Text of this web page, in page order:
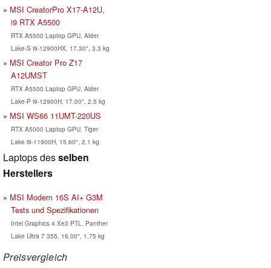
MSI CreatorPro X17-A12U,
i9 RTX A5500
RTX A5500 Laptop GPU, Alder
Lake-S i9-12900HX, 17.30", 3.3 kg
MSI Creator Pro Z17
A12UMST
RTX A5500 Laptop GPU, Alder
Lake-P i9-12900H, 17.00", 2.5 kg
MSI WS66 11UMT-220US
RTX A5000 Laptop GPU, Tiger
Lake i9-11900H, 15.60", 2.1 kg
Laptops desselben
Herstellers
MSI Modern 16S AI+ G3M
Tests und Spezifikationen
Intel Graphics 4 Xe3 PTL, Panther
Lake Ultra 7 355, 16.00", 1.75 kg
Preisvergleich